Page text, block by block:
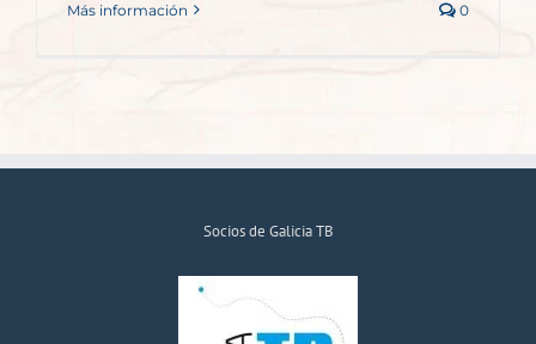
Más información 0
Socios de Galicia TB